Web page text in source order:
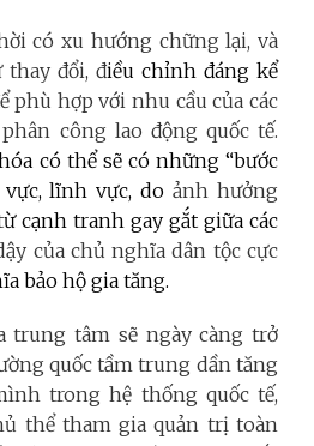
có xu hướng chững lại, và
thay đổi, điều chỉnh đáng kể
phù hợp với nhu cầu của các
công lao động quốc tế.
có thể sẽ có những “bước
lĩnh vực, doảnh hưởng
ừ cạnh tranh gay gắt giữa các
của chủ nghĩa dân tộc cực
bảo hộ gia tăng.
trung tâm sẽ ngày càng trở
quốc tầm trung dần tăng
trong hệ thống quốc tế,
thể tham gia quản trị toàn